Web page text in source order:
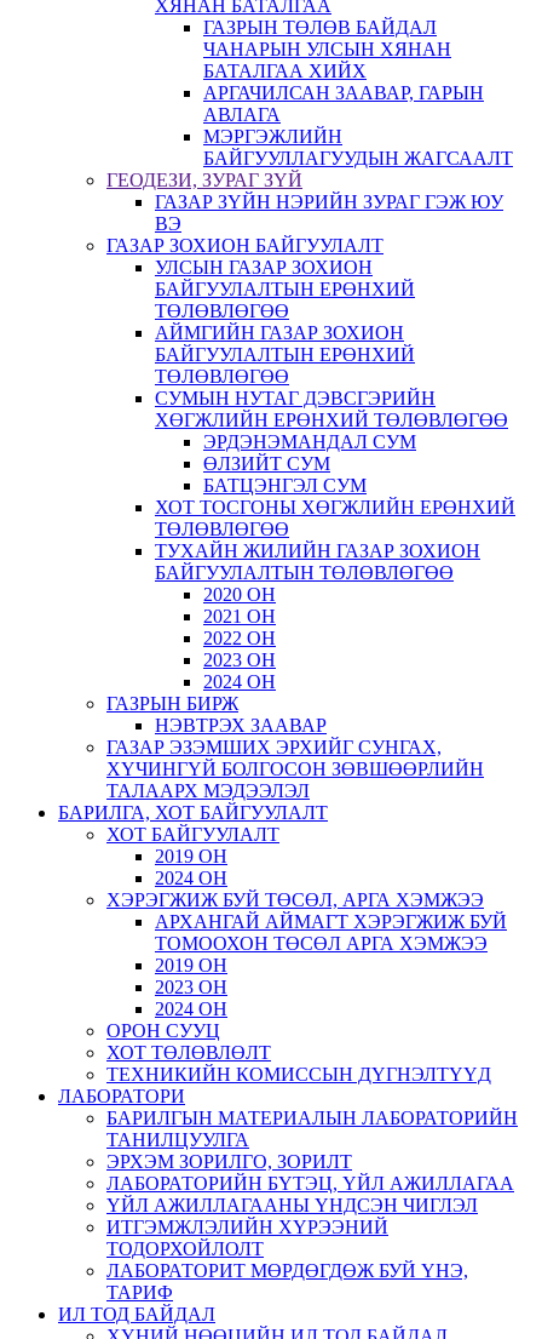
ХЯНАН БАТАЛГАА
ГАЗРЫН ТӨЛӨВ БАЙДАЛ
ЧАНАРЫН УЛСЫН ХЯНАН
БАТАЛГАА ХИЙХ
АРГАЧИЛСАН ЗААВАР, ГАРЫН
АВЛАГА
МЭРГЭЖЛИЙН
БАЙГУУЛЛАГУУДЫН ЖАГСААЛТ
ГЕОДЕЗИ, ЗУРАГ ЗҮЙ
ГАЗАР ЗҮЙН НЭРИЙН ЗУРАГ ГЭЖ ЮУ
ВЭ
ГАЗАР ЗОХИОН БАЙГУУЛАЛТ
УЛСЫН ГАЗАР ЗОХИОН
БАЙГУУЛАЛТЫН ЕРӨНХИЙ
ТӨЛӨВЛӨГӨӨ
АЙМГИЙН ГАЗАР ЗОХИОН
БАЙГУУЛАЛТЫН ЕРӨНХИЙ
ТӨЛӨВЛӨГӨӨ
СУМЫН НУТАГ ДЭВСГЭРИЙН
ХӨГЖЛИЙН ЕРӨНХИЙ ТӨЛӨВЛӨГӨӨ
ЭРДЭНЭМАНДАЛ СУМ
ӨЛЗИЙТ СУМ
БАТЦЭНГЭЛ СУМ
ХОТ ТОСГОНЫ ХӨГЖЛИЙН ЕРӨНХИЙ
ТӨЛӨВЛӨГӨӨ
ТУХАЙН ЖИЛИЙН ГАЗАР ЗОХИОН
БАЙГУУЛАЛТЫН ТӨЛӨВЛӨГӨӨ
2020 ОН
2021 ОН
2022 ОН
2023 ОН
2024 ОН
ГАЗРЫН БИРЖ
НЭВТРЭХ ЗААВАР
ГАЗАР ЭЗЭМШИХ ЭРХИЙГ СУНГАХ,
ХҮЧИНГҮЙ БОЛГОСОН ЗӨВШӨӨРЛИЙН
ТАЛААРХ МЭДЭЭЛЭЛ
БАРИЛГА, ХОТ БАЙГУУЛАЛТ
ХОТ БАЙГУУЛАЛТ
2019 ОН
2024 ОН
ХЭРЭГЖИЖ БУЙ ТӨСӨЛ, АРГА ХЭМЖЭЭ
АРХАНГАЙ АЙМАГТ ХЭРЭГЖИЖ БУЙ
ТОМООХОН ТӨСӨЛ АРГА ХЭМЖЭЭ
2019 ОН
2023 ОН
2024 ОН
ОРОН СУУЦ
ХОТ ТӨЛӨВЛӨЛТ
ТЕХНИКИЙН КОМИССЫН ДҮГНЭЛТҮҮД
ЛАБОРАТОРИ
БАРИЛГЫН МАТЕРИАЛЫН ЛАБОРАТОРИЙН
ТАНИЛЦУУЛГА
ЭРХЭМ ЗОРИЛГО, ЗОРИЛТ
ЛАБОРАТОРИЙН БҮТЭЦ, ҮЙЛ АЖИЛЛАГАА
ҮЙЛ АЖИЛЛАГААНЫ ҮНДСЭН ЧИГЛЭЛ
ИТГЭМЖЛЭЛИЙН ХҮРЭЭНИЙ
ТОДОРХОЙЛОЛТ
ЛАБОРАТОРИТ МӨРДӨГДӨЖ БУЙ ҮНЭ,
ТАРИФ
ИЛ ТОД БАЙДАЛ